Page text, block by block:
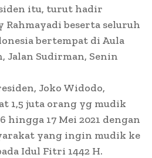
itu, turut hadir
Rahmayadi beserta seluruh
bertempat di Aula
Jalan Sudirman, Senin
Joko Widodo,
1,5 juta orang yg mudik
hingga 17 Mei 2021 dengan
yang ingin mudik ke
Idul Fitri 1442 H.